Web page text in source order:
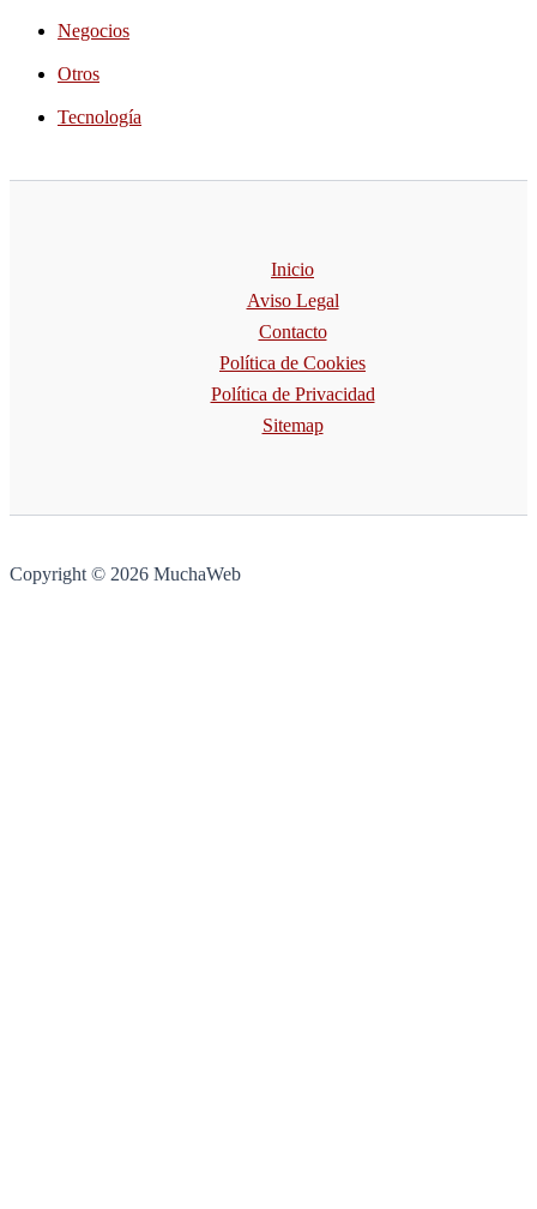
Negocios
Otros
Tecnología
Inicio
Aviso Legal
Contacto
Política de Cookies
Política de Privacidad
Sitemap
Copyright © 2026 MuchaWeb